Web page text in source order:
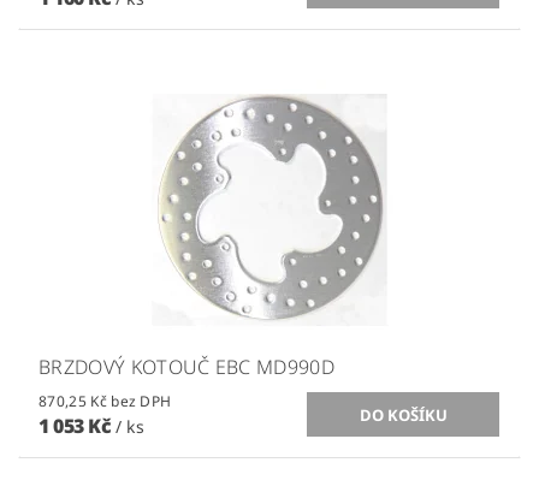
BRZDOVÝ KOTOUČ EBC MD990D
870,25 Kč bez DPH
1 053 Kč / ks